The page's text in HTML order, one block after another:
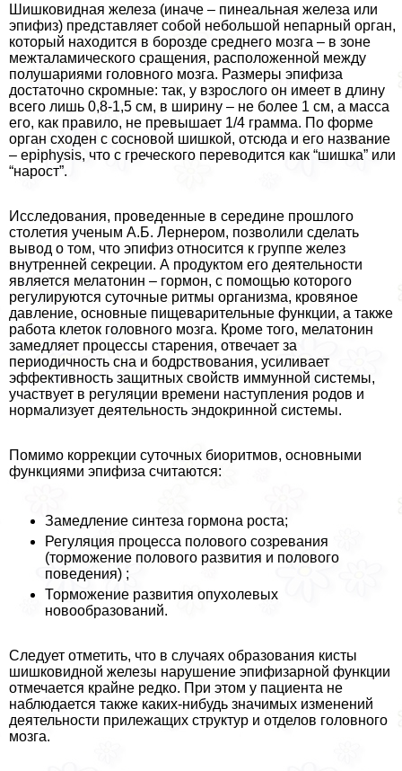
Шишковидная железа (иначе – пинеальная железа или
эпифиз) представляет собой небольшой непарный орган,
который находится в борозде среднего мозга – в зоне
межталамического сращения, расположенной между
полушариями головного мозга. Размеры эпифиза
достаточно скромные: так, у взрослого он имеет в длину
всего лишь 0,8-1,5 см, в ширину – не более 1 см, а масса
его, как правило, не превышает 1/4 грамма. По форме
орган сходен с сосновой шишкой, отсюда и его название
– epiphysis, что с греческого переводится как “шишка” или
“нарост”.
Исследования, проведенные в середине прошлого
столетия ученым А.Б. Лернером, позволили сделать
вывод о том, что эпифиз относится к группе желез
внутренней секреции. А продуктом его деятельности
является мелатонин – гормон, с помощью которого
регулируются суточные ритмы организма, кровяное
давление, основные пищеварительные функции, а также
работа клеток головного мозга. Кроме того, мелатонин
замедляет процессы старения, отвечает за
периодичность сна и бодрствования, усиливает
эффективность защитных свойств иммунной системы,
участвует в регуляции времени наступления родов и
нормализует деятельность эндокринной системы.
Помимо коррекции суточных биоритмов, основными
функциями эпифиза считаются:
Замедление синтеза гормона роста;
Регуляция процесса пoлoвoго созревания
(торможение пoлoвoго развития и пoлoвoго
поведения) ;
Торможение развития опухолевых
новообразований.
Следует отметить, что в случаях образования кисты
шишковидной железы нарушение эпифизарной функции
отмечается крайне редко. При этом у пациента не
наблюдается также каких-нибудь значимых изменений
деятельности прилежащих структур и отделов головного
мозга.